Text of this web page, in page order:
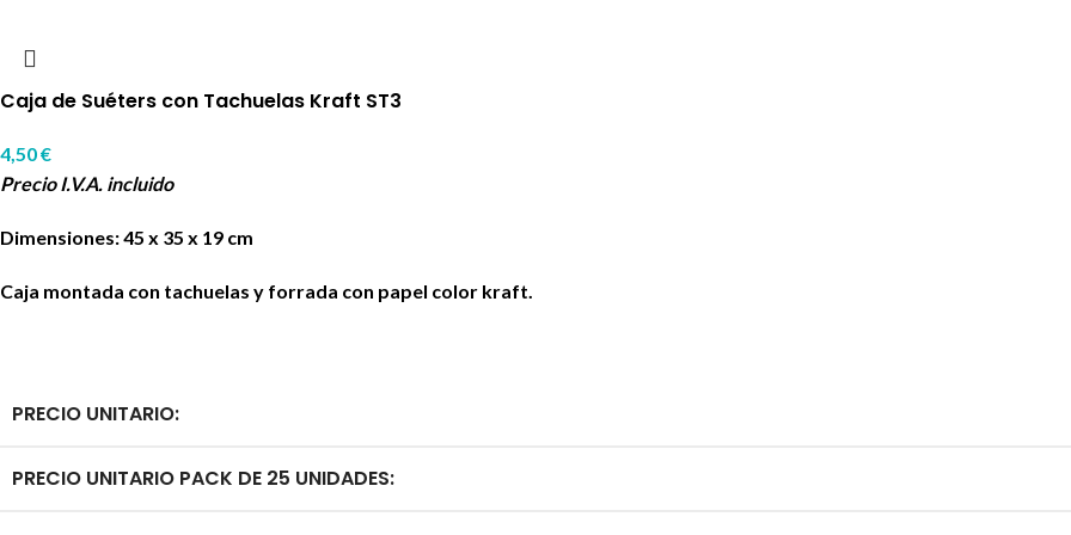
Caja de Suéters con Tachuelas Kraft ST3
4,50€
Precio I.V.A. incluido
Dimensiones: 45 x 35 x 19 cm
Caja montada con tachuelas y forrada con papel color kraft.
PRECIO UNITARIO:
PRECIO UNITARIO PACK DE 25 UNIDADES: